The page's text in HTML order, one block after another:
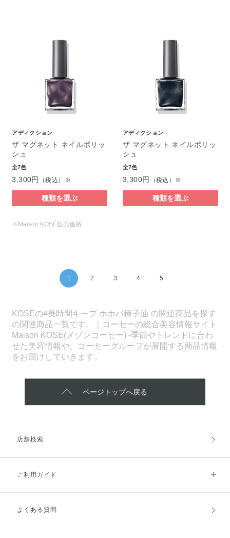
アディクション
ザ マグネット ネイルポリッ
シュ
全7色
3,300円 （税込）※
種類を選ぶ
アディクション
ザ マグネット ネイルポリッ
シュ
全7色
3,300円 （税込）※
種類を選ぶ
※Maison KOSÉ販売価格
1 2 3 4 5
KOSEの#長時間キープ ホホバ種子油 の関連商品を探す
の関連商品一覧です。｜コーセーの総合美容情報サイト
Maison KOSÉ(メゾンコーセー) -季節やトレンドに合わ
せた美容情報や、コーセーグループが展開する商品情報
をお届けしていきます。
ページトップへ戻る
店舗検索
ご利用ガイド
ご利用ガイドトップ
よくある質問